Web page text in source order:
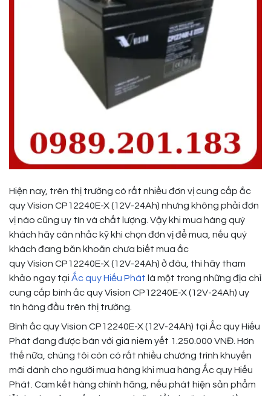
Hiện nay, trên thị trường có rất nhiều đơn vị cung cấp ắc
quy Vision CP12240E-X (12V-24Ah) nhưng không phải đơn
vị nào cũng uy tín và chất lượng. Vậy khi mua hàng quý
khách hãy cân nhắc kỹ khi chọn đơn vị để mua, nếu quý
khách đang băn khoăn chưa biết mua ắc
quy Vision CP12240E-X (12V-24Ah) ở đâu, thì hãy tham
khảo ngay tại Ắc quy Hiếu Phát là một trong những địa chỉ
cung cấp bình ắc quy Vision CP12240E-X (12V-24Ah) uy
tín hàng đầu trên thị trường.
Bình ắc quy Vision CP12240E-X (12V-24Ah) tại Ắc quy Hiếu
Phát đang được bán với giá niêm yết 1.250.000 VNĐ. Hơn
thế nữa, chúng tôi còn có rất nhiều chương trình khuyến
mãi dành cho người mua hàng khi mua hàng Ắc quy Hiếu
Phát. Cam kết hàng chính hãng, nếu phát hiện sản phẩm